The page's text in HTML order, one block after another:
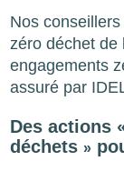
Nos
zéro déchet de
engagements
assuré par
Des actions
déchets»